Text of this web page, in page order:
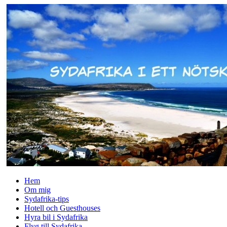
Skip
to
Main
Content
Hem
Om mig
Sydafrika-tips
Hotell och Guesthouses
Hyra bil i Sydafrika